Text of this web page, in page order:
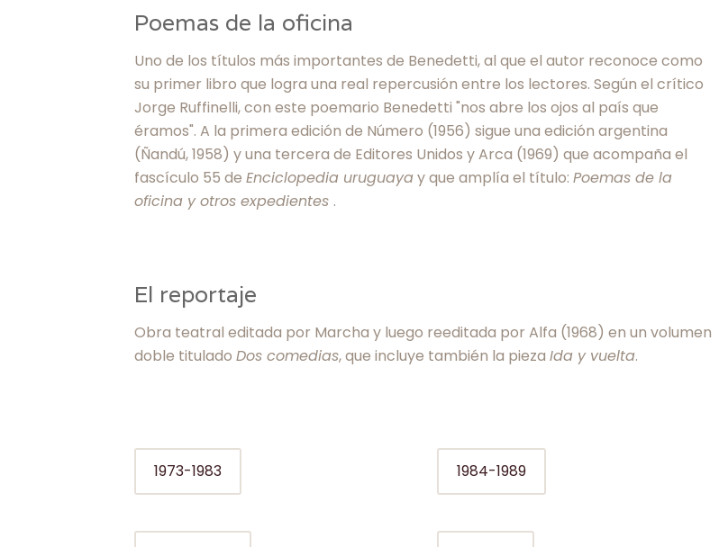
Poemas de la oficina
Uno de los títulos más importantes de Benedetti, al que el autor reconoce como
su primer libro que logra una real repercusión entre los lectores. Según el crítico
Jorge Ruffinelli, con este poemario Benedetti "nos abre los ojos al país que
éramos". A la primera edición de Número (1956) sigue una edición argentina
(Ñandú, 1958) y una tercera de Editores Unidos y Arca (1969) que acompaña el
fascículo 55 deEnciclopedia uruguayay que amplía el título:Poemas de la
oficina y otros expedientes .
El reportaje
Obra teatral editada por Marcha y luego reeditada por Alfa (1968) en un volumen
doble tituladoDos comedias, que incluye también la piezaIda y vuelta.
1973-1983 1984-1989